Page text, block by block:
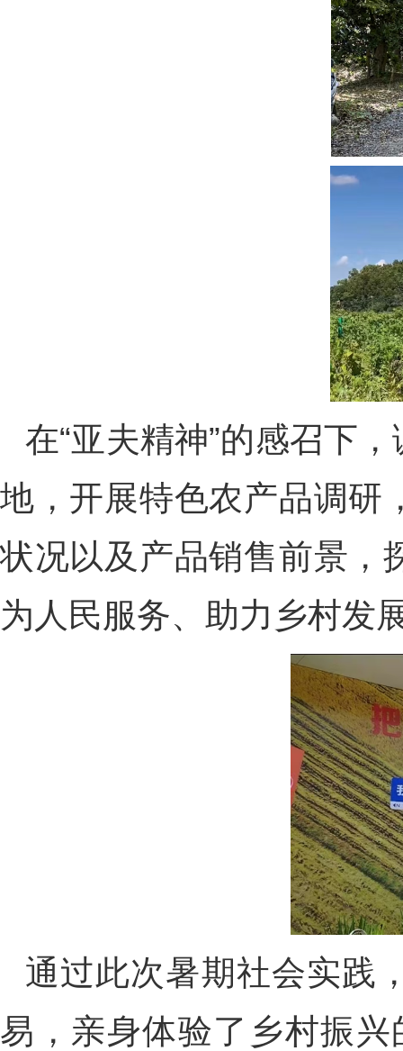
在“亚夫精神”的感召下
地，开展特色农产品调研
状况以及产品销售前景，
为人民服务、助力乡村发
通过此次暑期社会实践
易，亲身体验了乡村振